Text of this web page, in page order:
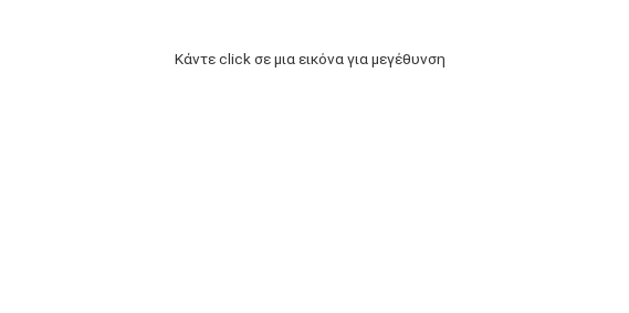
Κάντε click σε μια εικόνα για μεγέθυνση